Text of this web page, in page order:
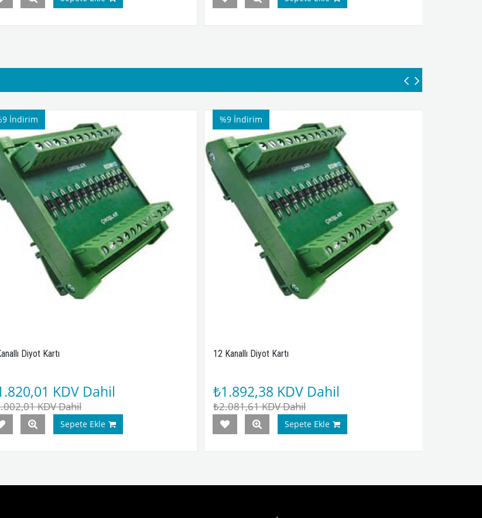
Diyot Kartı
KDV Dahil
KDV Dahil
Sepete Ekle
İndirim
12 Kanallı Diyot Kartı
₺1.892,38 KDV Dahil
₺2.081,61KDV Dahil
Sepete Ekle
%9 İndirim